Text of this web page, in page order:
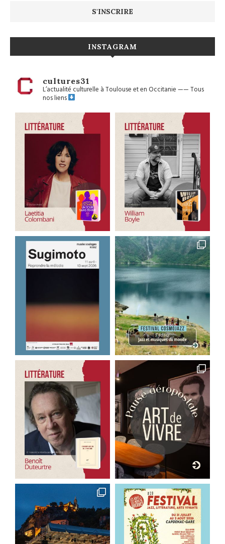
INSTAGRAM
cultures31
L’actualité culturelle à Toulouse et en Occitanie——Tous
nos liens